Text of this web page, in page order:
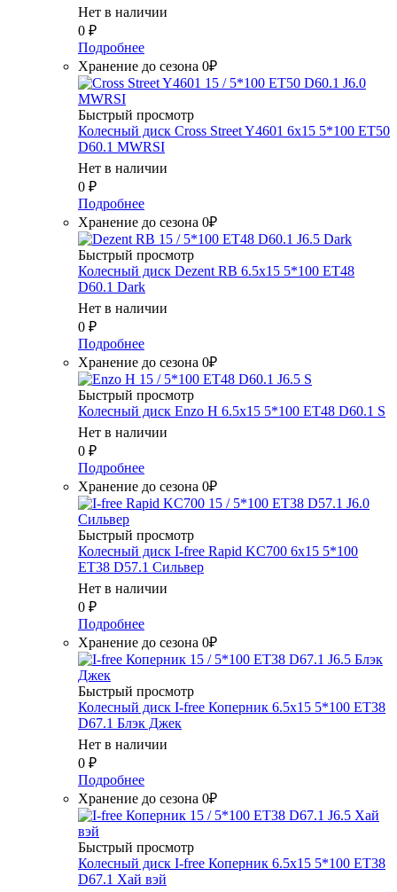
Нет в наличии
0 ₽
Подробнее
Хранение до сезона 0₽
Быстрый просмотр
Колесный диск Cross Street Y4601 6x15 5*100 ET50
D60.1 MWRSI
Нет в наличии
0 ₽
Подробнее
Хранение до сезона 0₽
Быстрый просмотр
Колесный диск Dezent RB 6.5x15 5*100 ET48
D60.1 Dark
Нет в наличии
0 ₽
Подробнее
Хранение до сезона 0₽
Быстрый просмотр
Колесный диск Enzo H 6.5x15 5*100 ET48 D60.1 S
Нет в наличии
0 ₽
Подробнее
Хранение до сезона 0₽
Быстрый просмотр
Колесный диск I-free Rapid KC700 6x15 5*100
ET38 D57.1 Сильвер
Нет в наличии
0 ₽
Подробнее
Хранение до сезона 0₽
Быстрый просмотр
Колесный диск I-free Коперник 6.5x15 5*100 ET38
D67.1 Блэк Джек
Нет в наличии
0 ₽
Подробнее
Хранение до сезона 0₽
Быстрый просмотр
Колесный диск I-free Коперник 6.5x15 5*100 ET38
D67.1 Хай вэй